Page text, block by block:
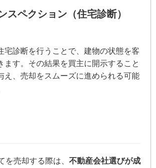
スペクション（住宅診断）
宅診断を行うことで、建物の状態を客
ます。その結果を買主に開示すること
え、売却をスムーズに進められる可能
を売却する際は、 不動産会社選びが成